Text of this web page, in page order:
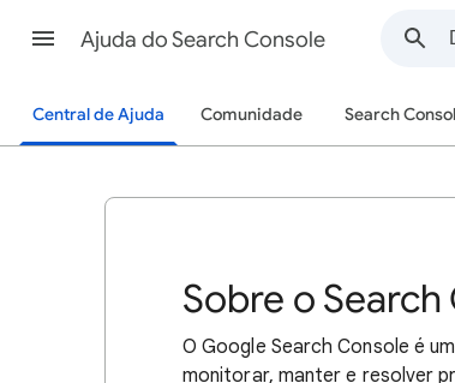
Ajuda do Search Console
Central de Ajuda Comunidade Search
Sobre o
O Google Search Console é
monitorar, manter e resolver